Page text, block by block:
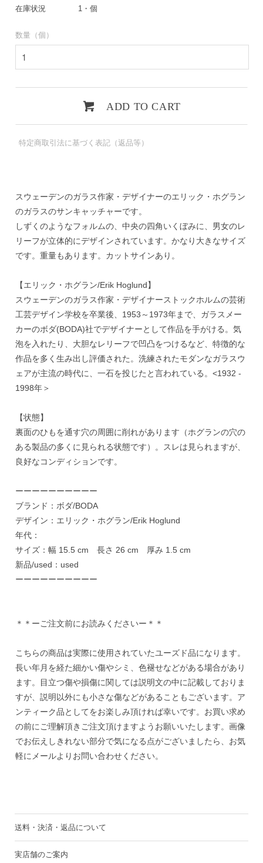
在庫状況 1・個
数量（個）
ADD TO CART
特定商取引法に基づく表記（返品等）
スウェーデンのガラス作家・デザイナーのエリック・ホグラン
のガラスのサンキャッチャーです。
しずくのようなフォルムの、中央の四角いくぼみに、男女のレ
リーフが立体的にデザインされています。かなり大きなサイズ
です。重量もあります。カットサインあり。
【エリック・ホグラン/Erik Hoglund】
スウェーデンのガラス作家・デザイナーストックホルムの芸術
工芸デザイン学校を卒業後、1953～1973年まで、ガラスメー
カーのボダ(BODA)社でデザイナーとして作品を手がける。気
泡を入れたり、大胆なレリーフで凹凸をつけるなど、特徴的な
作品を多く生み出し評価された。洗練されたモダンなガラスウ
ェアが主流の時代に、一石を投じたと言われている。<1932 -
1998年＞
【状態】
裏面のひもを通す穴の周囲に削れがあります（ホグランの穴の
ある製品の多くに見られる状態です）。スレは見られますが、
良好なコンディションです。
ーーーーーーーーーー
ブランド：ボダ/BODA
デザイン：エリック・ホグラン/Erik Hoglund
年代：
サイズ：幅 15.5 cm 長さ 26 cm 厚み 1.5 cm
新品/used：used
ーーーーーーーーーー
＊＊ーご注文前にお読みくださいー＊＊
こちらの商品は実際に使用されていたユーズド品になります。
長い年月を経た細かい傷やシミ、色褪せなどがある場合があり
ます。目立つ傷や損傷に関しては説明文の中に記載しておりま
すが、説明以外にも小さな傷などがあることもございます。ア
ンティーク品としてをお楽しみ頂ければ幸いです。お買い求め
の前にご理解頂きご注文頂けますようお願いいたします。画像
でお伝えしきれない部分で気になる点がございましたら、お気
軽にメールよりお問い合わせください。
送料・決済・返品について
実店舗のご案内